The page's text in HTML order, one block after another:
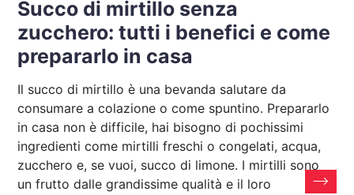
Succo di mirtillo senza
zucchero: tutti i benefici e come
prepararlo in casa
Il succo di mirtillo è una bevanda salutare da
consumare a colazione o come spuntino. Prepararlo
in casa non è difficile, hai bisogno di pochissimi
ingredienti come mirtilli freschi o congelati, acqua,
zucchero e, se vuoi, succo di limone. I mirtilli sono
un frutto dalle grandissime qualità e il loro